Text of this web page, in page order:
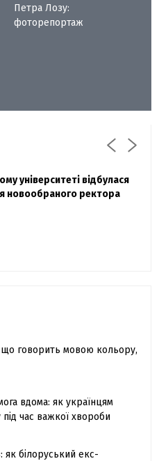
Петра Лозу:
фоторепортаж
Діанов вдруге
показав фото з весілля
університеті відбулася
новообраного ректора
що говорить мовою кольору,
вдома: як українцям
час важкої хвороби
як білоруський екс-